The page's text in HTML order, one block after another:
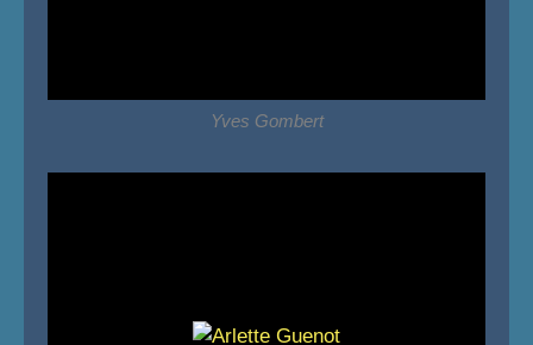
Yves Gombert